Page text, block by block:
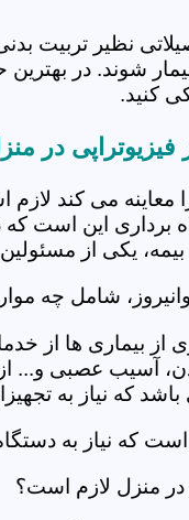
نظیر تربیت
شوند. در
کنید.
فیزیوتراپی در
معاینه می کند
برداری این است که
یکی از
شامل چه
از بیماری ها از
آسیب عصبی و... از
که نیاز به
که نیاز به
در منزل لازم است؟